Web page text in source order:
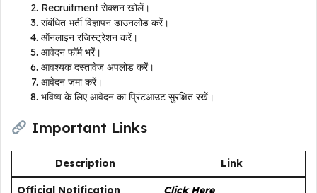
Recruitment सेक्शन खोलें।
संबंधित भर्ती विज्ञापन डाउनलोड करें।
ऑनलाइन रजिस्ट्रेशन करें।
आवेदन फॉर्म भरें।
आवश्यक दस्तावेज अपलोड करें।
आवेदन जमा करें।
भविष्य के लिए आवेदन का प्रिंटआउट सुरक्षित रखें।
Important Links
Description Link
Official Notification
Click Here